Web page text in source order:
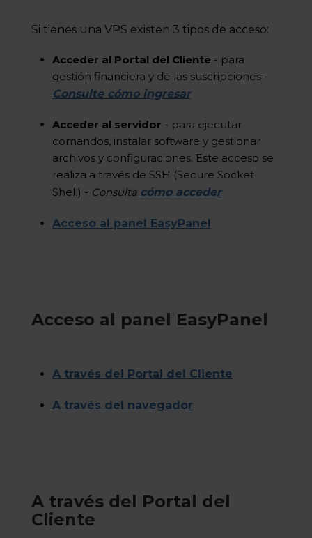
Si tienes una VPS existen 3 tipos de acceso:
Acceder al Portal del Cliente - para
gestión financiera y de las suscripciones -
Consulte cómo ingresar
Acceder al servidor - para ejecutar
comandos, instalar software y gestionar
archivos y configuraciones. Este acceso se
realiza a través de SSH (Secure Socket
Shell) - Consulta cómo acceder
Acceso al panel EasyPanel
Acceso al panel EasyPanel
A través del Portal del Cliente
A través del navegador
A través del Portal del
Cliente